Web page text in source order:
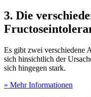
3. Die
Es gibt zwei verschiedene
sich hinsichtlich der
sich hingegen stark.
» Mehr Informationen